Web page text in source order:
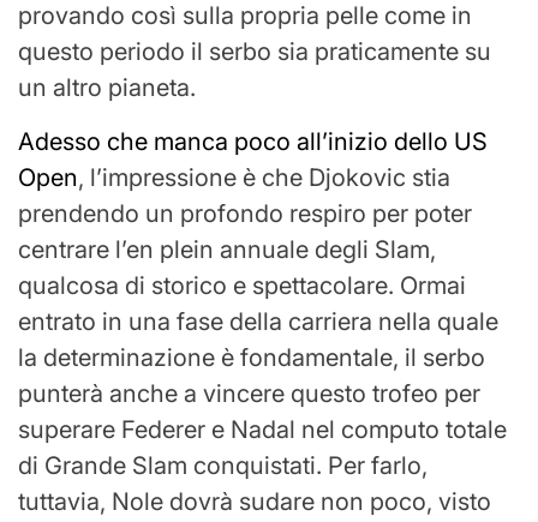
provando così sulla propria pelle come in
questo periodo il serbo sia praticamente su
un altro pianeta.
Adesso che manca poco all’inizio dello US
Open, l’impressione è che Djokovic stia
prendendo un profondo respiro per poter
centrare l’en plein annuale degli Slam,
qualcosa di storico e spettacolare. Ormai
entrato in una fase della carriera nella quale
la determinazione è fondamentale, il serbo
punterà anche a vincere questo trofeo per
superare Federer e Nadal nel computo totale
di Grande Slam conquistati. Per farlo,
tuttavia, Nole dovrà sudare non poco, visto